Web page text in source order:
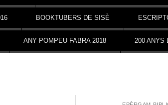
BOOKTUBERS DE SISÈ
ANY POMPEU FABRA 2018 200 ANYS